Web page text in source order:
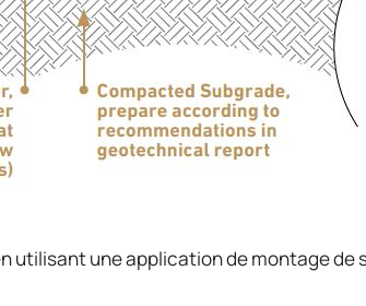
utilisant une application de montage de